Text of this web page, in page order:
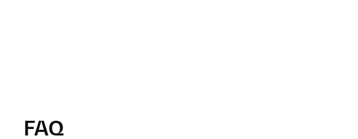
FAQ